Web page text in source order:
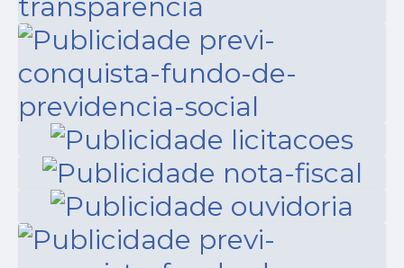
destinado ao
para os cargos de...